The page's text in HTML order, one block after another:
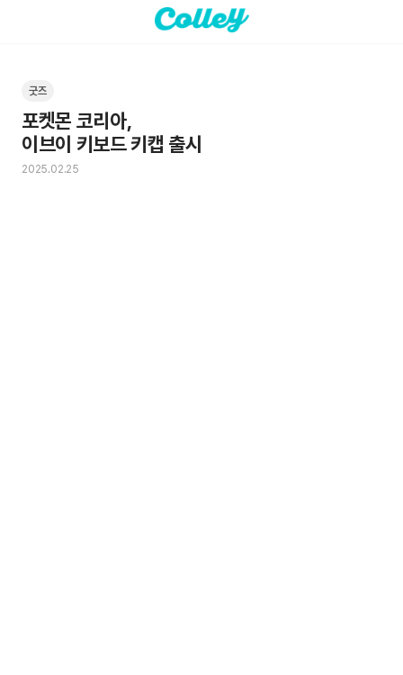
굿즈
포켓몬 코리아,
이브이 키보드 키캡 출시
2025.02.25